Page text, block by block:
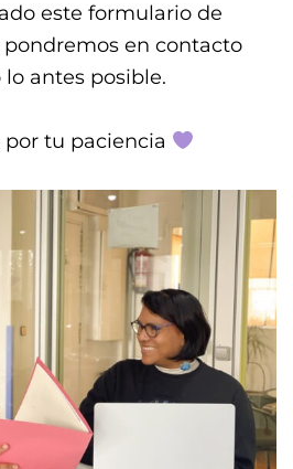
este formulario de
en contacto
antes posible.
por tu paciencia